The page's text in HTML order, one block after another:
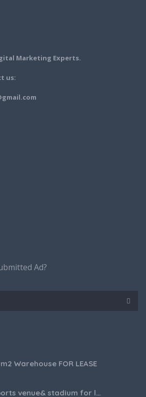
Marketing Experts.
us:
Ad?
Warehouse FOR LEASE
Browns Plains Sports venue& stadium for lease 2187m2